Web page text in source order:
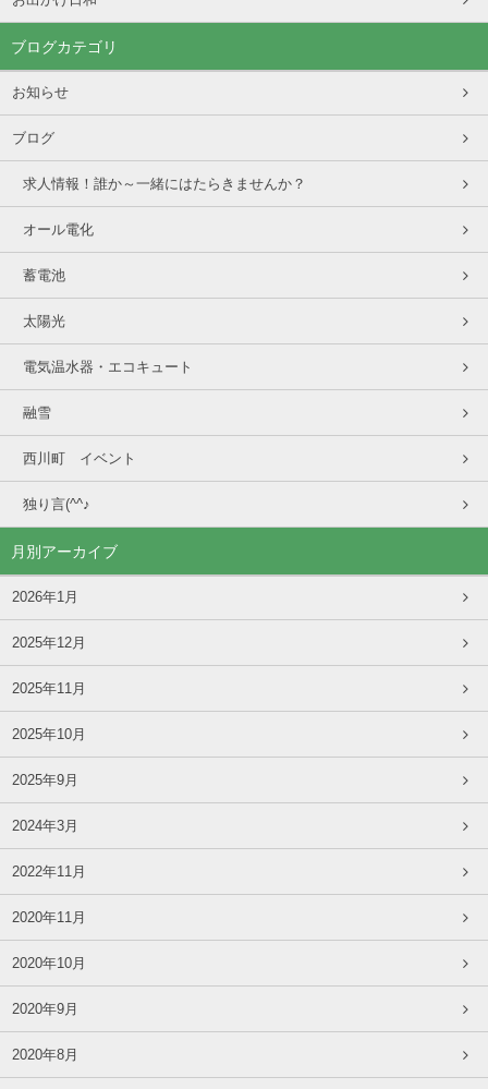
ブログカテゴリ
お知らせ
ブログ
求人情報！誰か～一緒にはたらきませんか？
オール電化
蓄電池
太陽光
電気温水器・エコキュート
融雪
西川町 イベント
独り言(^^♪
月別アーカイブ
2026年1月
2025年12月
2025年11月
2025年10月
2025年9月
2024年3月
2022年11月
2020年11月
2020年10月
2020年9月
2020年8月